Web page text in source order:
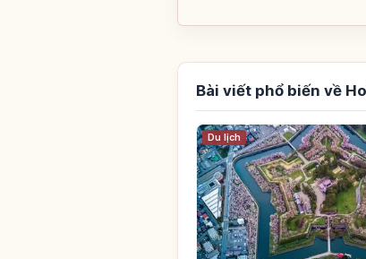
Bài viết phổ biến về
Du lịch